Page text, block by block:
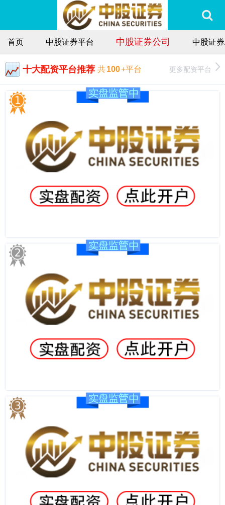
首页 中股证券平台 中股证券公司 中股证
十大配资平台推荐 共100+平台 更多配资平台